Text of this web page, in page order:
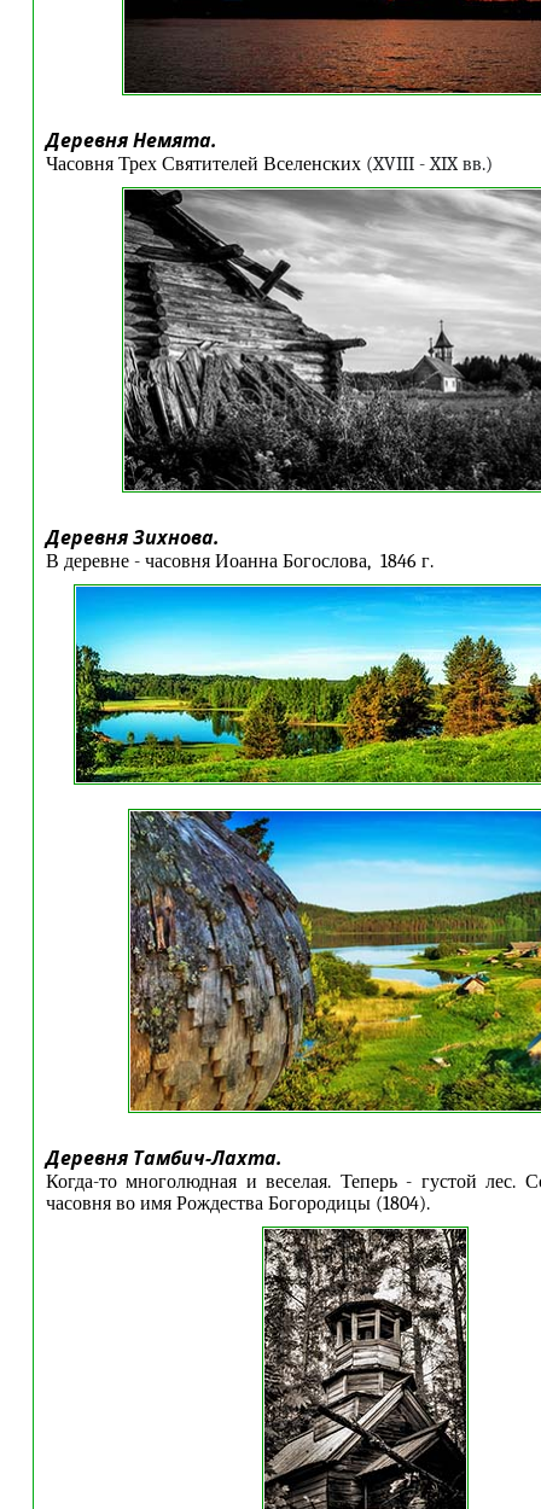
Деревня Немята.
Часовня Трех Святителей Вселенских (XVIII-XIXвв.)
Деревня Зихнова.
В деревне - часовня Иоанна Богослова, 1846 г.
Деревня Тамбич-Лахта.
Когда-то многолюдная и веселая. Теперь - густой лес.
часовня во имя Рождества Богородицы (1804).